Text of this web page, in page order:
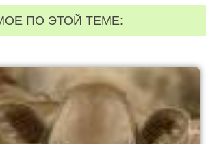
ПО ЭТОЙ ТЕМЕ: